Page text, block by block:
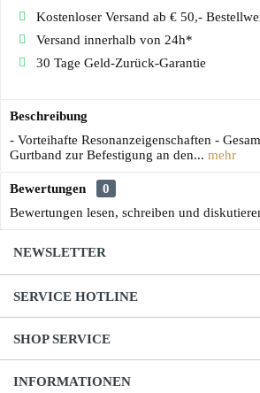
Kostenloser Versand ab € 50,-
Versand innerhalb von 24h*
30 Tage Geld-Zurück-Garantie
Beschreibung
- Vorteihafte Resonanzeigenschaften -
Gurtband zur Befestigung an den... mehr
Bewertungen
0
Bewertungen lesen, schreiben und
NEWSLETTER
SERVICE HOTLINE
SHOP SERVICE
INFORMATIONEN